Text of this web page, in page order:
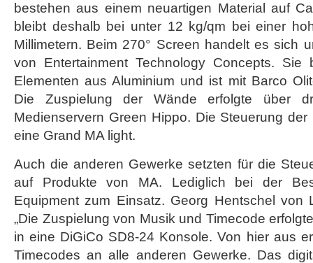
bestehen aus einem neuartigen Material auf
bleibt deshalb bei unter 12 kg/qm bei einer
Millimetern. Beim 270° Screen handelt es sich
von Entertainment Technology Concepts. Sie
Elementen aus Aluminium und ist mit Barco
Die Zuspielung der Wände erfolgte über
Medienservern Green Hippo. Die Steuerung
eine Grand MA light.
Auch die anderen Gewerke setzten für die
auf Produkte von MA. Lediglich bei der
Equipment zum Einsatz. Georg Hentschel von
„Die Zuspielung von Musik und Timecode
in eine DiGiCo SD8-24 Konsole. Von hier aus
Timecodes an alle anderen Gewerke. Das